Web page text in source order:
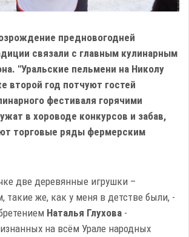
предновогодней
связали с главным кулинарным
"Уральские пельмени на Николу
второй год потчуют гостей
фестиваля горячими
в хороводе конкурсов и забав,
торговые ряды фермерским
две деревянные игрушки –
такие же, как у меня в детстве были, -
Наталья Глухова -
на всём Урале народных